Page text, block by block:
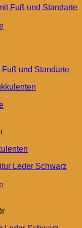
und Standarte